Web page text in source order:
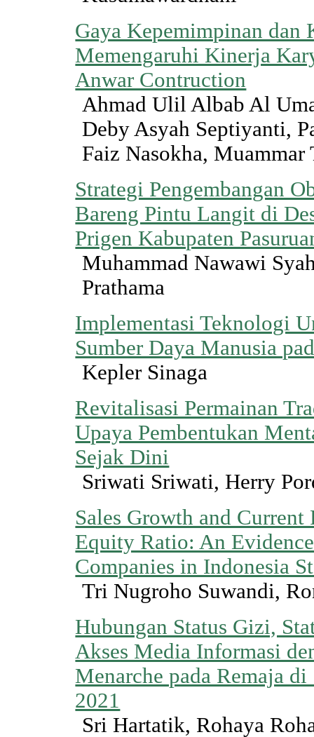
Gaya Kepemimpinan dan
Memengaruhi Kinerja
Anwar Contruction
Ahmad Ulil Albab Al
Deby Asyah Septiyanti,
Faiz Nasokha,
Strategi Pengembangan
Bareng Pintu Langit di
Prigen Kabupaten
Muhammad Nawawi
Prathama
Implementasi Teknologi
Sumber Daya Manusia
Kepler Sinaga
Revitalisasi Permainan
Upaya Pembentukan
Sejak Dini
Sriwati Sriwati, Herry
Sales Growth and
Equity Ratio: An
Companies in Indonesia
Tri Nugroho Suwandi,
Hubungan Status Gizi,
Akses Media Informasi
Menarche pada Remaja
2021
Sri Hartatik, Rohaya